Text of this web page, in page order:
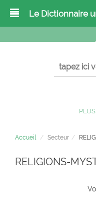
Le Dictionnaire
Accueil Secteur
RELIGIONS-